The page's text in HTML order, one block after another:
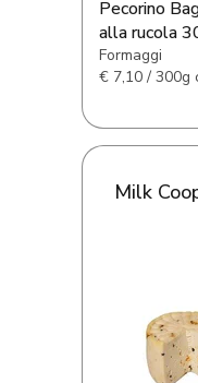
Pecorino
alla rucola
Formaggi
€ 7,10 / 300g
Milk